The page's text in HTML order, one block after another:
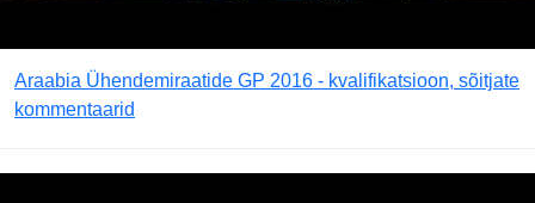
Araabia Ühendemiraatide GP 2016 - kvalifikatsioon, sõitjate
kommentaarid